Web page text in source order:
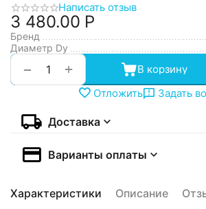
Написать отзыв
3 480.00 Р
Бренд
Диаметр Dy
+
−
В корзину
Отложить
Задать
Доставка
Варианты оплаты
Характеристики Описание